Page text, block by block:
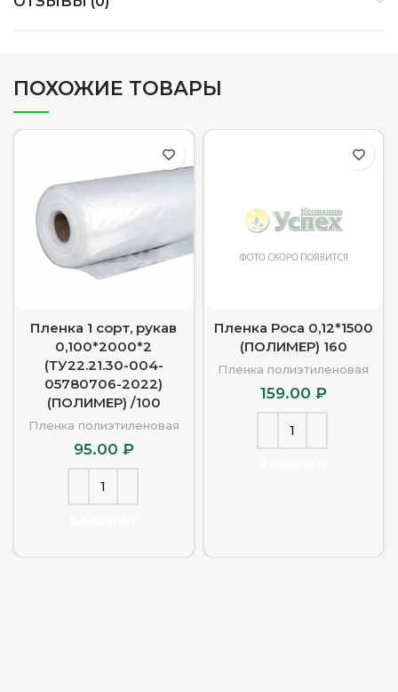
ПОХОЖИЕ ТОВАРЫ
Пленка 1 сорт, рукав
0,100*2000*2
(ТУ22.21.30-004-
05780706-2022)
(ПОЛИМЕР) /100
Пленка полиэтиленовая
95.00 ₽
Пленка Роса 0,12*1500
(ПОЛИМЕР) 160
Пленка полиэтиленовая
159.00 ₽